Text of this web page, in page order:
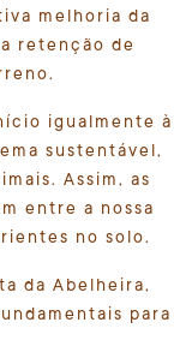
melhoria da
retenção de
igualmente à
sustentável,
Assim, as
entre a nossa
no solo.
da Abelheira,
para